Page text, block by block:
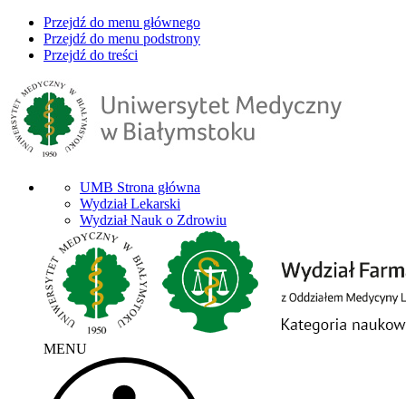
Przejdź do menu głównego
Przejdź do menu podstrony
Przejdź do treści
UMB Strona główna
Wydział Lekarski
Wydział Nauk o Zdrowiu
MENU